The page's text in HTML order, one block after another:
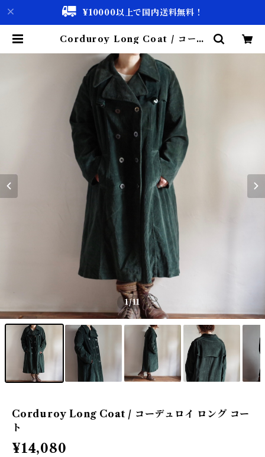
¥10000以上で国内送料無料！
Corduroy Long Coat / コーデ
biscco【古着 & Vintage 通販】
1/11
Corduroy Long Coat / コーデュロイ ロング コー
ト
¥14,080